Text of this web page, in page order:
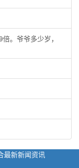
。爷爷多少岁，
最新新闻资讯